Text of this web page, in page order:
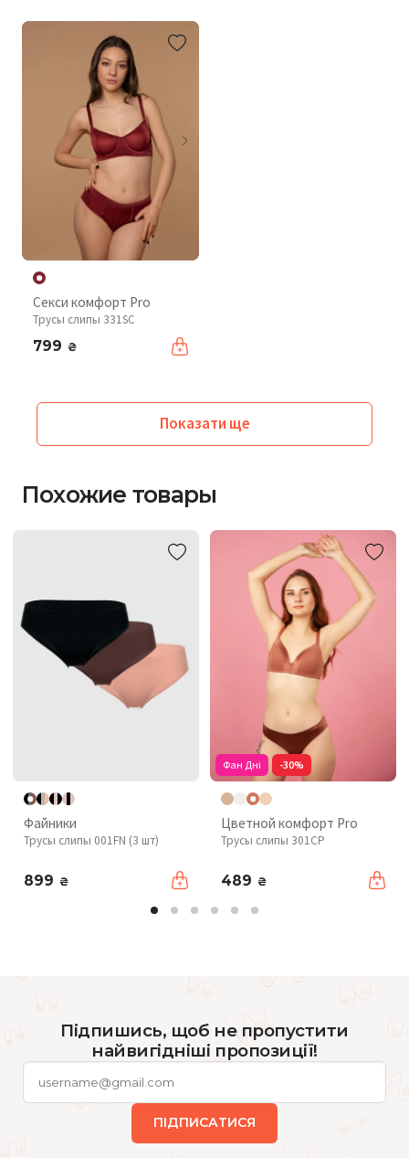
Секси комфорт Pro
Трусы слипы 331SC
799 ₴
Показати ще
Похожие товары
Файники
Трусы слипы 001FN (3 шт)
899 ₴
Фан Дні -30%
Цветной комфорт Pro
Трусы слипы 301CP
489 ₴
Підпишись, щоб не пропустити
найвигідніші пропозиції!
ПІДПИСАТИСЯ